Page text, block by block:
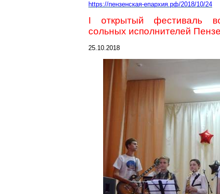
https://пензенская-епархия.рф/2018/10/24
I открытый фестиваль
сольных исполнителей
25.10.2018